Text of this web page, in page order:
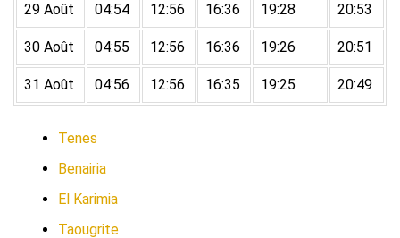
29 Août 04:54 12:56 16:36 19:28 20:53
30 Août 04:55 12:56 16:36 19:26 20:51
31 Août 04:56 12:56 16:35 19:25 20:49
Tenes
Benairia
El Karimia
Taougrite